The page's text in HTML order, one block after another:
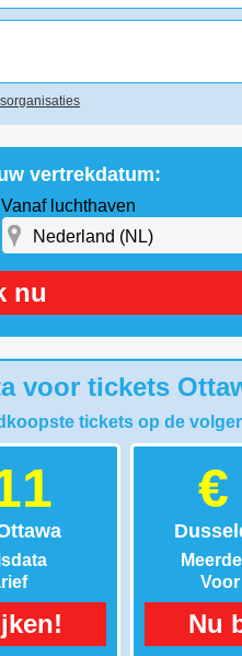
vertrekdatum:
Vanaf luchthaven
nu
voor tickets
tickets op de
€
Nu